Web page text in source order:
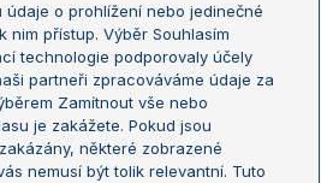
French Open
Wimbledon
US Open
Turnaj mistrů
Turnaj mistryň
údaje o prohlížení nebo jedinečné
nim přístup. Výběr Souhlasím
technologie podporovaly účely
partneři zpracováváme údaje za
Zamítnout vše nebo
je zakážete. Pokud jsou
některé zobrazené
nemusí být tolik relevantní. Tuto